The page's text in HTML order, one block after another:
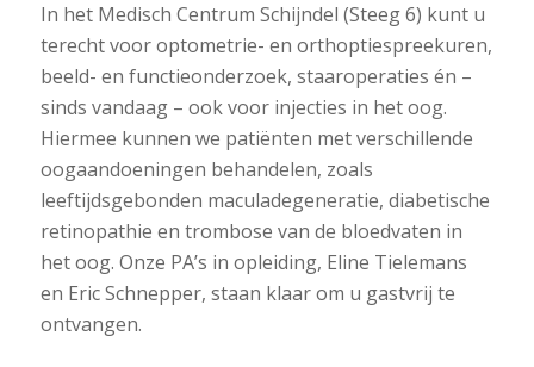
In het Medisch Centrum Schijndel (Steeg 6) kunt u
terecht voor optometrie- en orthoptiespreekuren,
beeld- en functieonderzoek, staaroperaties én –
sinds vandaag – ook voor injecties in het oog.
Hiermee kunnen we patiënten met verschillende
oogaandoeningen behandelen, zoals
leeftijdsgebonden maculadegeneratie, diabetische
retinopathie en trombose van de bloedvaten in
het oog. Onze PA’s in opleiding, Eline Tielemans
en Eric Schnepper, staan klaar om u gastvrij te
ontvangen.